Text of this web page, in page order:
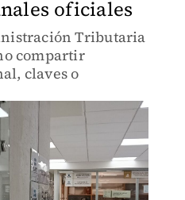
oficiales
Tributaria
compartir
claves o